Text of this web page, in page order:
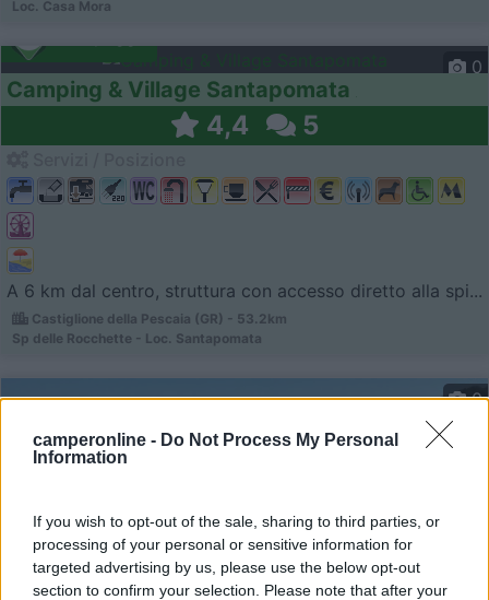
camperonline - Do Not Process My Personal
Information
If you wish to opt-out of the sale, sharing to third parties, or
processing of your personal or sensitive information for
targeted advertising by us, please use the below opt-out
section to confirm your selection. Please note that after your
Loc. Casa Mora
0
Camping & Village Santapomata
4,4 5
A 6 km dal centro, struttura con accesso diretto alla spi...
Castiglione della Pescaia (GR) - 53.2km
Sp delle Rocchette - Loc. Santapomata
0